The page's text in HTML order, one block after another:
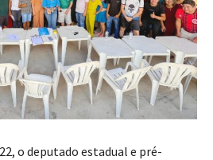
o deputado estadual e pré-